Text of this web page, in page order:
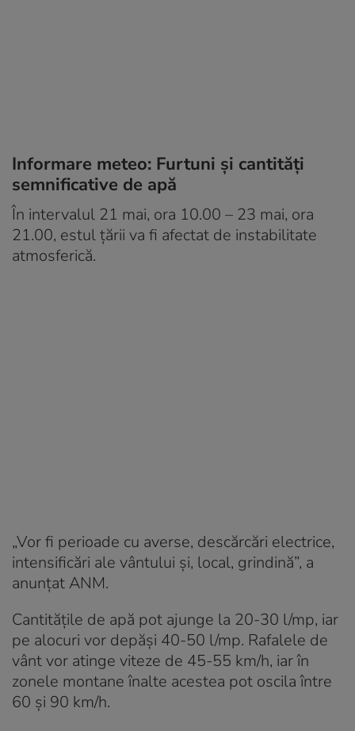
Informare meteo: Furtuni și cantități
semnificative de apă
În intervalul 21 mai, ora 10.00 – 23 mai, ora
21.00, estul țării va fi afectat de instabilitate
atmosferică.
„Vor fi perioade cu averse, descărcări electrice,
intensificări ale vântului și, local, grindină”, a
anunțat ANM.
Cantitățile de apă pot ajunge la 20-30 l/mp, iar
pe alocuri vor depăși 40-50 l/mp. Rafalele de
vânt vor atinge viteze de 45-55 km/h, iar în
zonele montane înalte acestea pot oscila între
60 și 90 km/h.